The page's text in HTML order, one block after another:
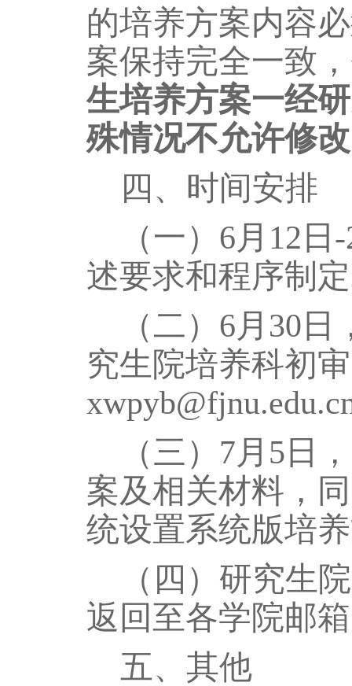
的培养方案内容
案保持完全一致
生培养方案一经
殊情况不允许修
四、时间安排
（一） 6月 12 日 -
述要求和程序制定
（二） 6月 30 日
究生院培养科初
（三） 7月5日
案及相关材料，
统设置系统版培
（四）研究生
返回至各学院邮
五、其他